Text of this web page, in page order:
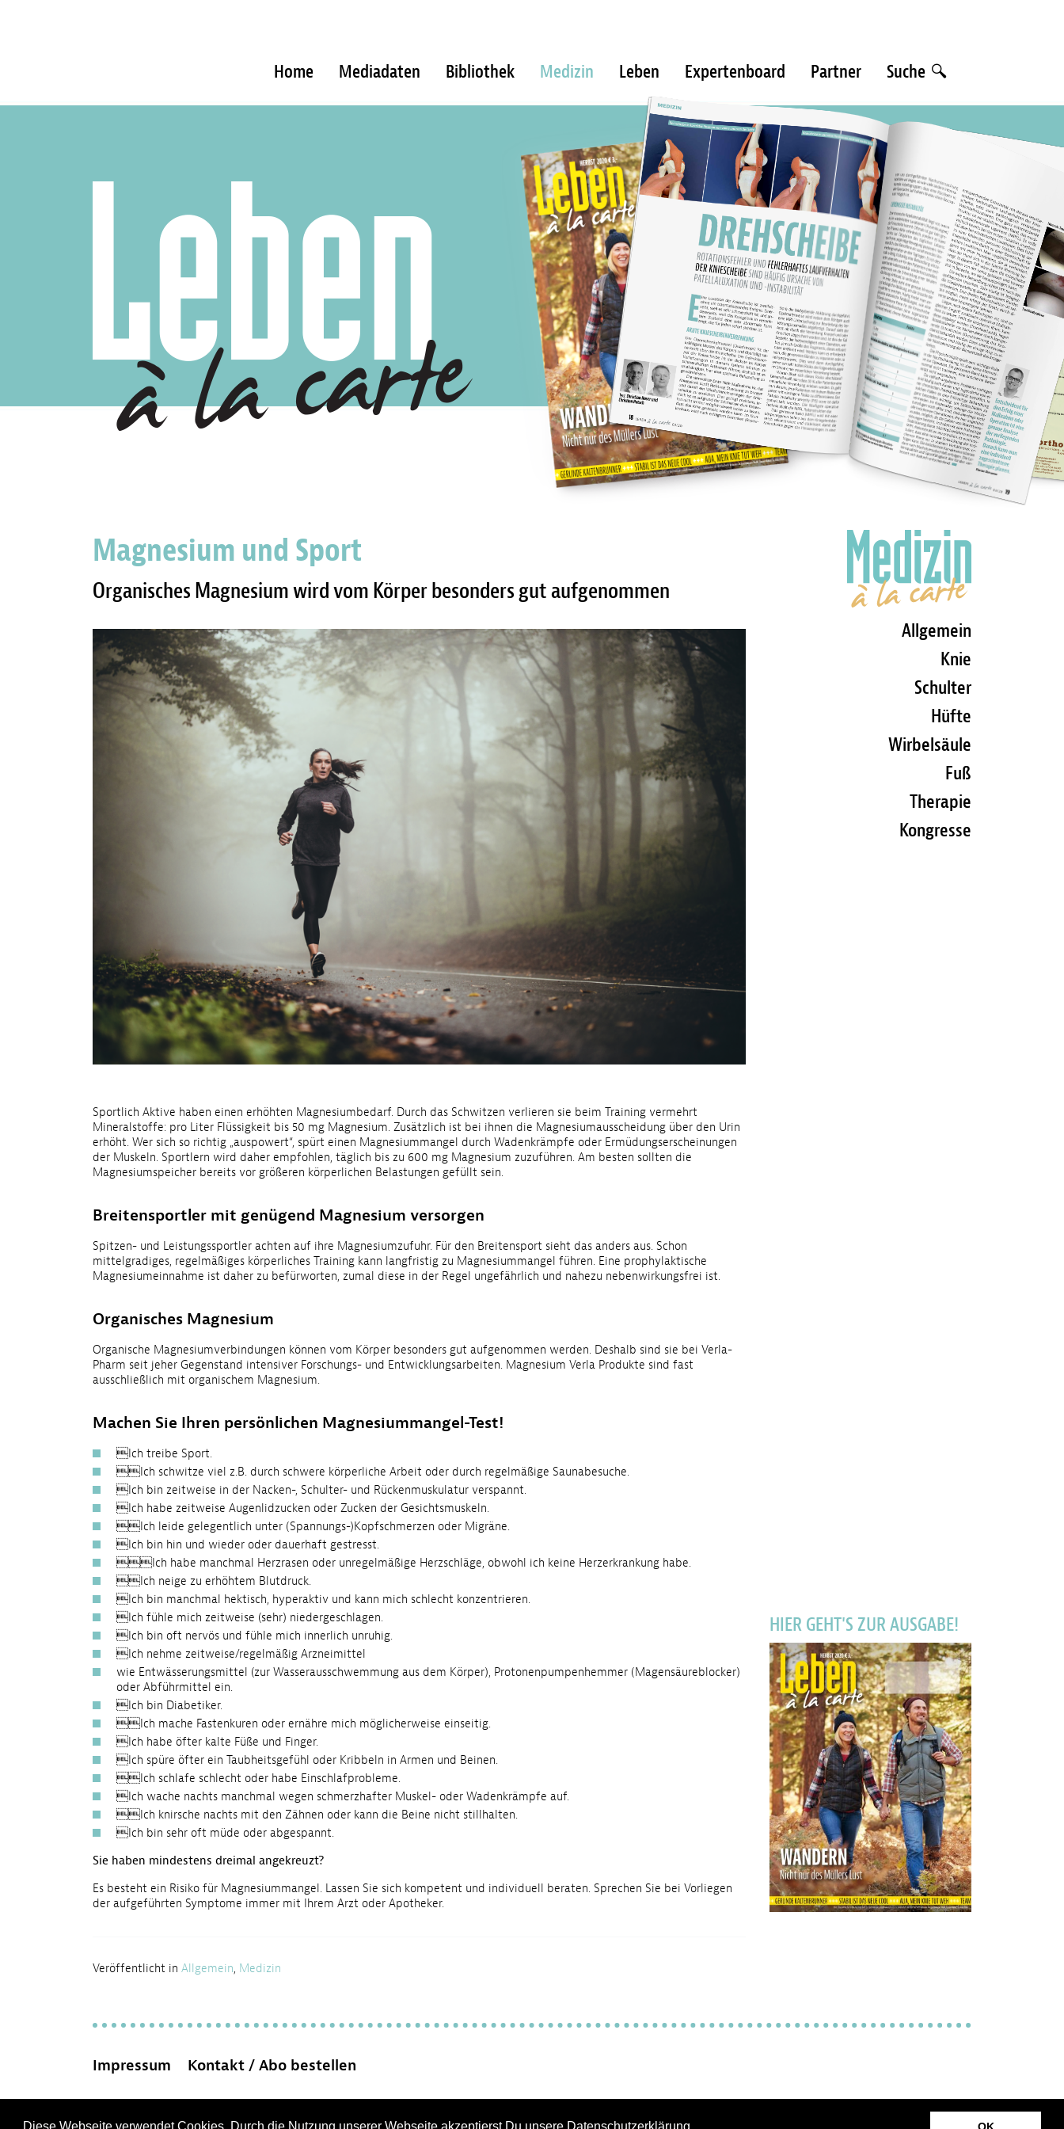
Home Mediadaten Bibliothek Medizin Leben Expertenboard Partner Suche
Magnesium und Sport
Organisches Magnesium wird vom Körper besonders gut aufgenommen
Sportlich Aktive haben einen erhöhten Magnesiumbedarf. Durch das Schwitzen verlieren sie beim Training vermehrt
Mineralstoffe: pro Liter Flüssigkeit bis 50 mg Magnesium. Zusätzlich ist bei ihnen die Magnesiumausscheidung über den Urin
erhöht. Wer sich so richtig „auspowert“, spürt einen Magnesiummangel durch Wadenkrämpfe oder Ermüdungserscheinungen
der Muskeln. Sportlern wird daher empfohlen, täglich bis zu 600 mg Magnesium zuzuführen. Am besten sollten die
Magnesiumspeicher bereits vor größeren körperlichen Belastungen gefüllt sein.
Breitensportler mit genügend Magnesium versorgen
Spitzen- und Leistungssportler achten auf ihre Magnesiumzufuhr. Für den Breitensport sieht das anders aus. Schon
mittelgradiges, regelmäßiges körperliches Training kann langfristig zu Magnesiummangel führen. Eine prophylaktische
Magnesiumeinnahme ist daher zu befürworten, zumal diese in der Regel ungefährlich und nahezu nebenwirkungsfrei ist.
Organisches Magnesium
Organische Magnesiumverbindungen können vom Körper besonders gut aufgenommen werden. ­Deshalb sind sie bei Verla-
Pharm seit jeher Ge­genstand intensiver Forschungs- und Entwick­lungs­arbeiten. Magnesium Verla Produkte sind fast
ausschließlich mit organischem Magnesium.
Machen Sie Ihren persönlichen Magnesiummangel-Test!
Ich treibe Sport.
Ich schwitze viel z.B. durch schwere körperliche Arbeit oder durch regelmäßige Saunabesuche.
Ich bin zeitweise in der Nacken-, Schulter- und Rückenmuskulatur verspannt.
Ich habe zeitweise Augenlidzucken oder Zucken der Gesichtsmuskeln.
Ich leide gelegentlich unter (Spannungs-)Kopfschmerzen oder Migräne.
Ich bin hin und wieder oder dauerhaft gestresst.
Ich habe manchmal Herzrasen oder unregelmäßige Herzschläge, obwohl ich keine Herzerkrankung habe.
Ich neige zu erhöhtem Blutdruck.
Ich bin manchmal hektisch, hyperaktiv und kann mich schlecht konzentrieren.
Ich fühle mich zeitweise (sehr) niedergeschlagen.
Ich bin oft nervös und fühle mich innerlich unruhig.
Ich nehme zeitweise/regelmäßig Arzneimittel
wie Entwässerungsmittel (zur Wasseraus­schwemmung aus dem Körper), Protonenpumpenhemmer (Magensäureblocker)
oder Abführmittel ein.
Ich bin Diabetiker.
Ich mache Fastenkuren oder ernähre mich möglicherweise einseitig.
Ich habe öfter kalte Füße und Finger.
Ich spüre öfter ein Taubheitsgefühl oder Kribbeln in Armen und Beinen.
Ich schlafe schlecht oder habe Einschlafprobleme.
Ich wache nachts manchmal wegen schmerzhafter Muskel- oder Wadenkrämpfe auf.
Ich knirsche nachts mit den Zähnen oder kann die Beine nicht stillhalten.
Ich bin sehr oft müde oder abgespannt.
Sie haben mindestens dreimal angekreuzt?
Es besteht ein Risiko für Magnesiummangel. Lassen Sie sich kompetent und individuell beraten. Sprechen Sie bei Vorliegen
der aufgeführten Symptome immer mit Ihrem Arzt oder Apotheker.
Veröffentlicht in Allgemein, Medizin
Allgemein
Knie
Schulter
Hüfte
Wirbelsäule
Fuß
Therapie
Kongresse
HIER GEHT'S ZUR AUSGABE!
Impressum Kontakt / Abo bestellen